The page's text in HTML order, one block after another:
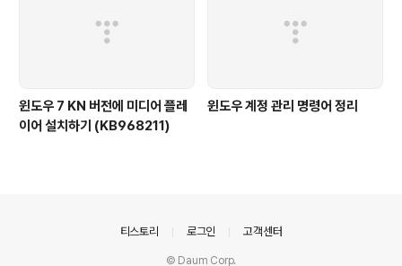
윈도우 7 KN 버전에 미디어 플레
이어 설치하기 (KB968211)
윈도우 계정 관리 명령어 정리
티스토리 로그인 고객센터
© Daum Corp.